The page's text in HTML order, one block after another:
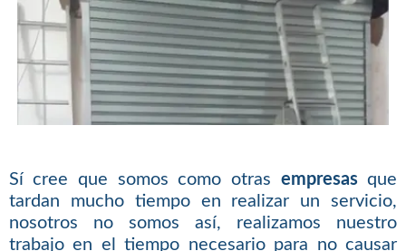
Sí cree que somos como otras empresasque
tardan mucho tiempo en realizar un servicio,
nosotros no somos así, realizamos nuestro
trabajo en el tiempo necesario para no causar